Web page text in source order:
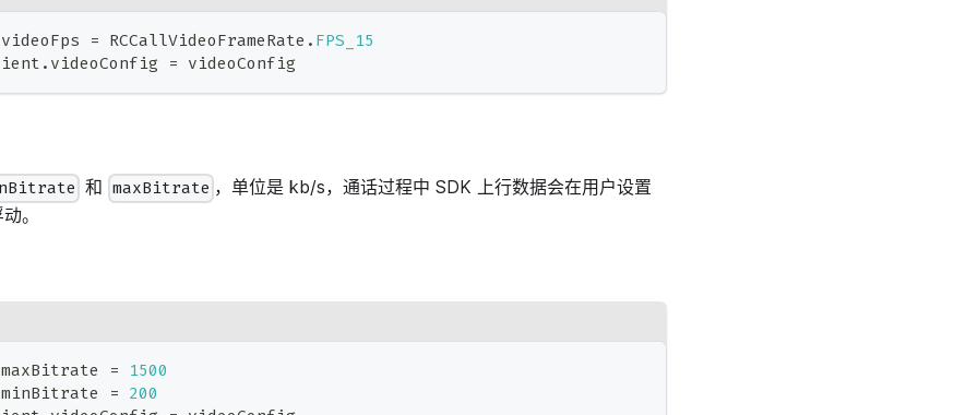
videoFps = RCCallVideoFrameRate . FPS_15
. videoConfig = videoConfig
和 maxBitrate ，单位是 kb/s，通话过程中 SDK 上行数据会在用户设置
。
maxBitrate = 1500
minBitrate = 200